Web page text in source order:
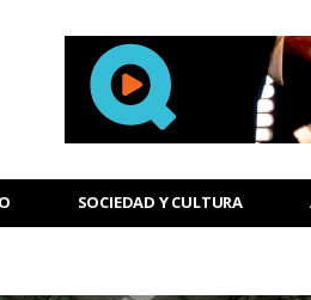
SOCIEDAD Y CULTURA